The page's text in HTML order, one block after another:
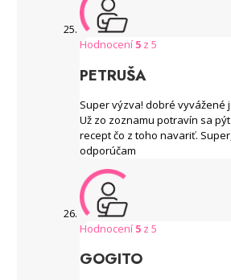
Hodnocení 5 z 5
PETRUŠA
Super výzva! dobré vyvážené
Už zo zoznamu potravín sa
recept čo z toho navariť.
odporúčam
Hodnocení 5 z 5
GOGITO